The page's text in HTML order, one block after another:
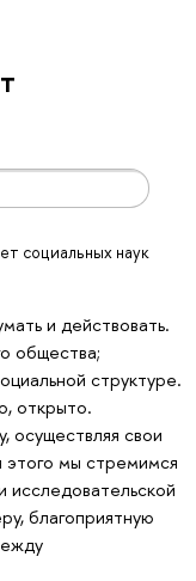
социальных наук
и действовать.
общества;
структуре.
открыто.
осуществляя свои
мы стремимся
исследовательской
благоприятную